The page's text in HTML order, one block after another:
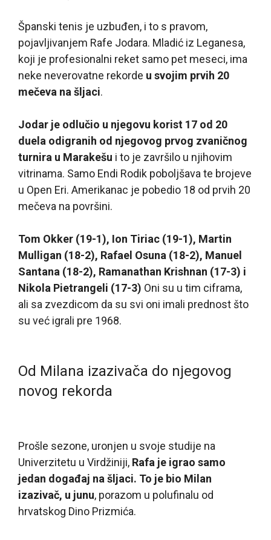
Španski tenis je uzbuđen, i to s pravom,
pojavljivanjem Rafe Jodara. Mladić iz Leganesa,
koji je profesionalni reket samo pet meseci, ima
neke neverovatne rekorde u svojim prvih 20
mečeva na šljaci.
Jodar je odlučio u njegovu korist 17 od 20
duela odigranih od njegovog prvog zvaničnog
turnira u Marakešu i to je završilo u njihovim
vitrinama. Samo Endi Rodik poboljšava te brojeve
u Open Eri. Amerikanac je pobedio 18 od prvih 20
mečeva na površini.
Tom Okker (19-1), Ion Tiriac (19-1), Martin
Mulligan (18-2), Rafael Osuna (18-2), Manuel
Santana (18-2), Ramanathan Krishnan (17-3) i
Nikola Pietrangeli (17-3) Oni su u tim ciframa,
ali sa zvezdicom da su svi oni imali prednost što
su već igrali pre 1968.
Od Milana izazivača do njegovog
novog rekorda
Prošle sezone, uronjen u svoje studije na
Univerzitetu u Virdžiniji, Rafa je igrao samo
jedan događaj na šljaci. To je bio Milan
izazivač, u junu, porazom u polufinalu od
hrvatskog Dino Prizmića.